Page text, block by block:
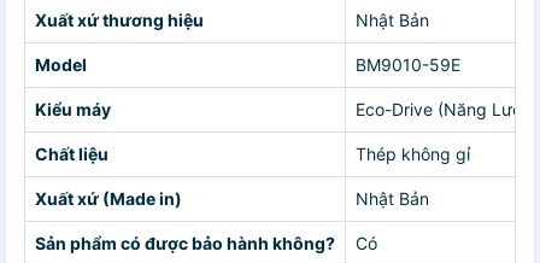
Xuất xứ thương hiệu Nhật Bản
Model BM9010-59E
Kiểu máy Eco-Drive (Năng
Chất liệu Thép không gỉ
Xuất xứ (Made in) Nhật Bản
Sản phẩm có được bảo hành không? Có